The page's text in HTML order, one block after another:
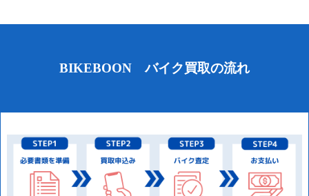
BIKEBOON バイク買取の流れ